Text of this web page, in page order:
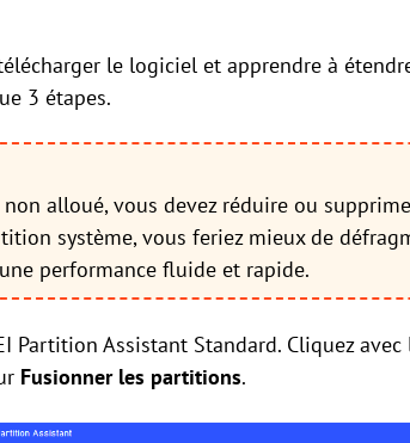
le logiciel et apprendre à
3 étapes.
alloué, vous devez réduire ou
système, vous feriez mieux de
performance fluide et rapide.
Partition Assistant Standard. Cliquez
Fusionner les partitions.